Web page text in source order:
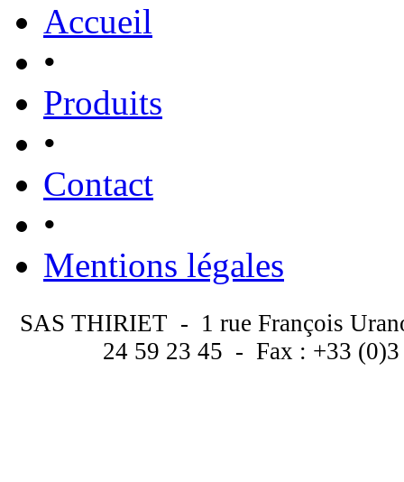
Accueil
•
Produits
•
Contact
•
Mentions légales
SAS THIRIET - 1 rue François
24 59 23 45 - Fax : +33